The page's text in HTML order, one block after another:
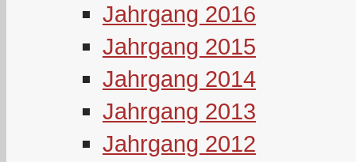
Jahrgang 2016
Jahrgang 2015
Jahrgang 2014
Jahrgang 2013
Jahrgang 2012